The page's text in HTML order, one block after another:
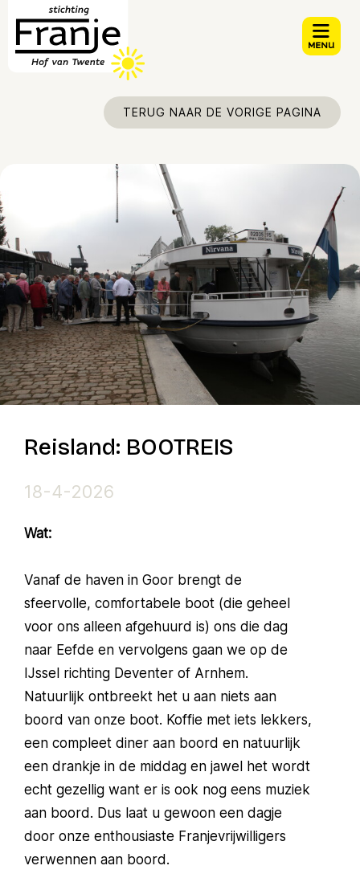
TERUG NAAR DE VORIGE PAGINA
Reisland: BOOTREIS
18-4-2026
Wat:
Vanaf de haven in Goor brengt de
sfeervolle, comfortabele boot (die geheel
voor ons alleen afgehuurd is) ons die dag
naar Eefde en vervolgens gaan we op de
IJssel richting Deventer of Arnhem.
Natuurlijk ontbreekt het u aan niets aan
boord van onze boot. Koffie met iets lekkers,
een compleet diner aan boord en natuurlijk
een drankje in de middag en jawel het wordt
echt gezellig want er is ook nog eens muziek
aan boord. Dus laat u gewoon een dagje
door onze enthousiaste Franjevrijwilligers
verwennen aan boord.